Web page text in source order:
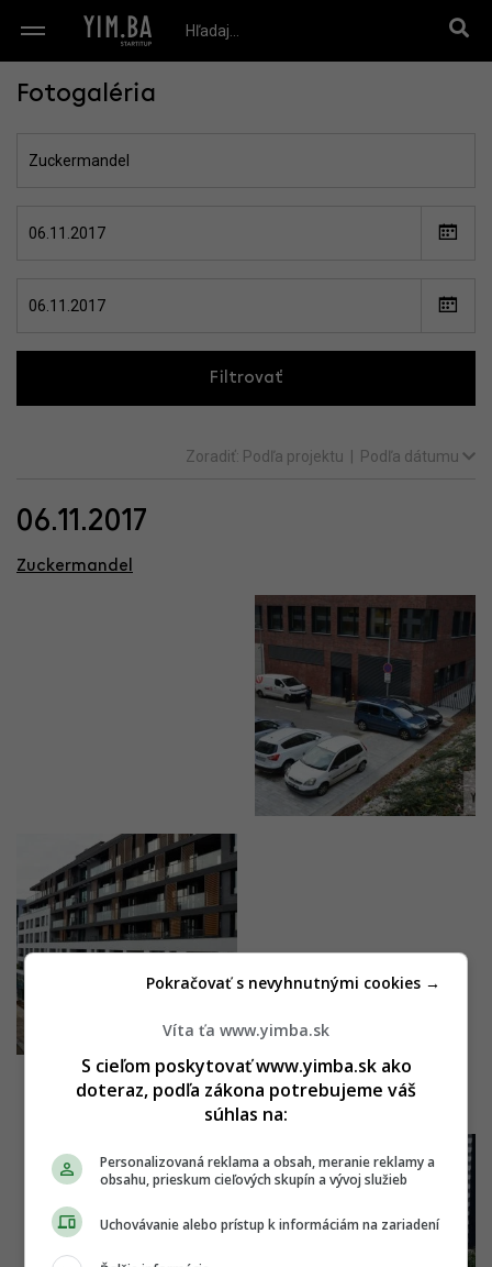
Fotogaléria
Filtrovať
Zoradiť: Podľa projektu Podľa dátumu
06.11.2017
Zuckermandel
Víta ťa www.yimba.sk
S cieľom poskytovať www.yimba.sk ako
doteraz, podľa zákona potrebujeme váš
súhlas na:
Personalizovaná reklama a obsah, meranie reklamy a
obsahu, prieskum cieľových skupín a vývoj služieb
Uchovávanie alebo prístup k informáciám na zariadení
Pokračovať s nevyhnutnými cookies →